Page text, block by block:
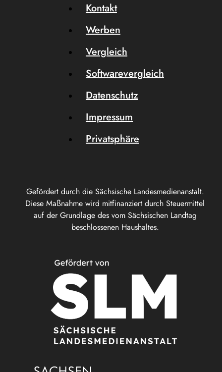
Gefördert durch die Sächsische Landesmedienanstalt.
Diese Maßnahme wird mitfinanziert durch Steuermittel
auf der Grundlage des vom Sächsischen Landtag
beschlossenen Haushaltes.
Kontakt
Werben
Vergleich
Softwarevergleich
Datenschutz
Impressum
Privatsphäre